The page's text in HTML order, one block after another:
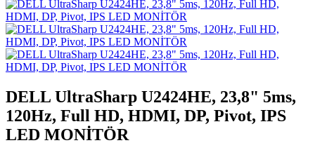
DELL UltraSharp U2424HE, 23,8" 5ms,
120Hz, Full HD, HDMI, DP, Pivot, IPS
LED MONİTÖR